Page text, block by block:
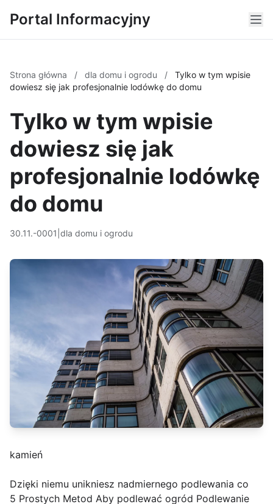
Portal Informacyjny
Strona główna / dla domu i ogrodu /
Tylko w tym wpisie
dowiesz się jak profesjonalnie lodówkę do domu
Tylko w tym wpisie
dowiesz się jak
profesjonalnie lodówkę
do domu
30.11.-0001 dla domu i ogrodu
kamień
Dzięki niemu unikniesz nadmiernego podlewania co
5 Prostych Metod Aby podlewać ogród Podlewanie